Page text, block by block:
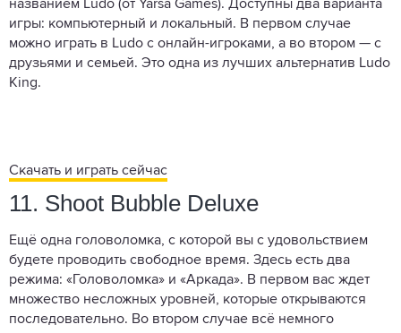
названием Ludo (от Yarsa Games). Доступны два варианта
игры: компьютерный и локальный. В первом случае
можно играть в Ludo с онлайн-игроками, а во втором — с
друзьями и семьей. Это одна из лучших альтернатив Ludo
King.
Скачать и играть сейчас
11. Shoot Bubble Deluxe
Ещё одна головоломка, с которой вы с удовольствием
будете проводить свободное время. Здесь есть два
режима: «Головоломка» и «Аркада». В первом вас ждет
множество несложных уровней, которые открываются
последовательно. Во втором случае всё немного